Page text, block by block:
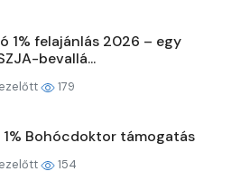
1% felajánlás 2026 – egy
bevallá...
179
1% Bohócdoktor támogatás
154